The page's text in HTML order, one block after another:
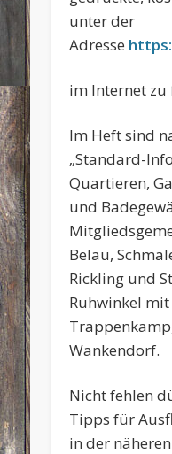
unter der
Adresse
im Internet zu
Im Heft sind
„Standard-
Quartieren,
und
Belau,
Rickling und
Ruhwinkel mit
Wankendorf.
Nicht fehlen
Tipps für
in der